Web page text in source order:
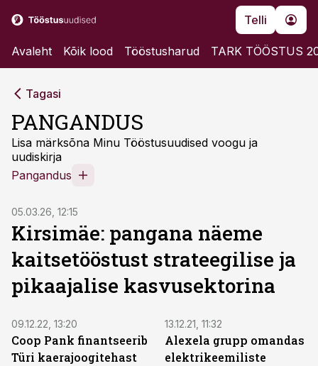
Telli
Avaleht Kõik lood Tööstusharud TARK TÖÖSTUS
Tagasi
PANGANDUS
Lisa märksõna Minu Tööstusuudised voogu ja
uudiskirja
Pangandus
05.03.26, 12:15
Kirsimäe: pangana näeme
kaitsetööstust strateegilise ja
pikaajalise kasvusektorina
09.12.22, 13:20
Coop Pank finantseerib
Türi kaerajoogitehast
13.12.21, 11:32
Alexela grupp omandas
elektrikeemiliste